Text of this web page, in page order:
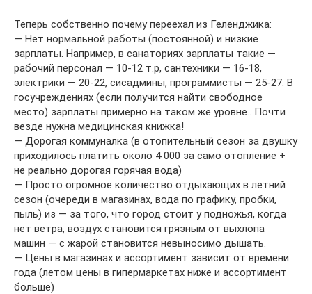
Теперь собственно почему переехал из Геленджика:
— Нет нормальной работы (постоянной) и низкие
зарплаты. Например, в санаториях зарплаты такие —
рабочий персонал — 10-12 т.р, сантехники — 16-18,
электрики — 20-22, сисадмины, программисты — 25-27. В
госучреждениях (если получится найти свободное
место) зарплаты примерно на таком же уровне.. Почти
везде нужна медицинская книжка!
— Дорогая коммуналка (в отопительный сезон за двушку
приходилось платить около 4 000 за само отопление +
не реально дорогая горячая вода)
— Просто огромное количество отдыхающих в летний
сезон (очереди в магазинах, вода по графику, пробки,
пыль) из — за того, что город стоит у подножья, когда
нет ветра, воздух становится грязным от выхлопа
машин — с жарой становится невыносимо дышать.
— Цены в магазинах и ассортимент зависит от времени
года (летом цены в гипермаркетах ниже и ассортимент
больше)